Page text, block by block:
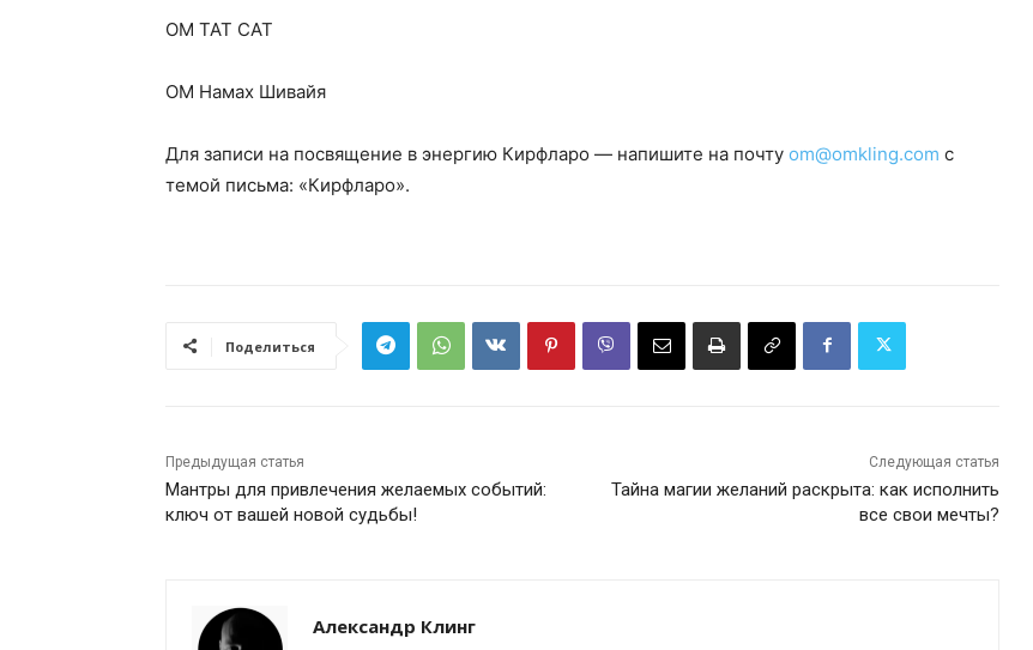
ОМ ТАТ САТ
ОМ Намах Шивайя
Для записи на посвящение в энергию Кирфларо — напишите на почту om@omkling.com с
темой письма: «Кирфларо».
Поделиться
Предыдущая статья
Мантры для привлечения желаемых событий:
ключ от вашей новой судьбы!
Следующая статья
Тайна магии желаний раскрыта: как исполнить
все свои мечты?
Александр Клинг